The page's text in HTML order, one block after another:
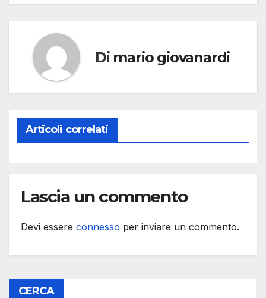
Di mario giovanardi
Articoli correlati
Lascia un commento
Devi essere connesso per inviare un commento.
CERCA